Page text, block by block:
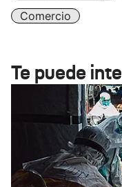
Comercio
Te puede